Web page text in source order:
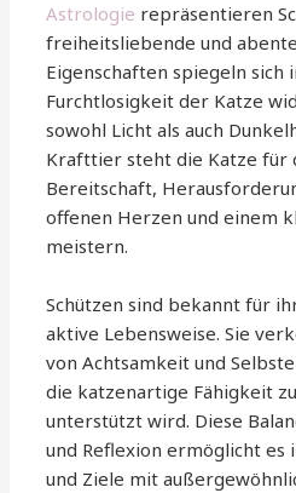
Astrologie repräsentieren
freiheitsliebende und
Eigenschaften spiegeln sich
Furchtlosigkeit der Katze
sowohl Licht als auch
Krafttier steht die Katze für
Bereitschaft,
offenen Herzen und einem
meistern.
Schützen sind bekannt für
aktive Lebensweise. Sie
von Achtsamkeit und
die katzenartige Fähigkeit
unterstützt wird. Diese
und Reflexion ermöglicht es
und Ziele mit